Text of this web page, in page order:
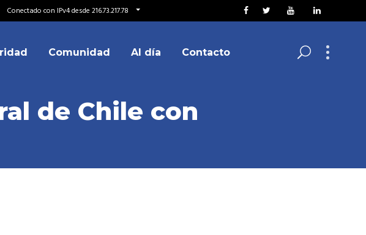
Conectado con IPv4 desde 216.73.217.78
Comunidad Al día Contacto
de Chile con